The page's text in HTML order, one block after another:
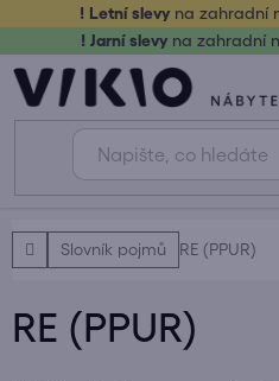
obsah
! Letní slevy na zahradní
! Jarní slevy na zahradní
DomůSlovník pojmů RE (PPUR)
RE (PPUR)